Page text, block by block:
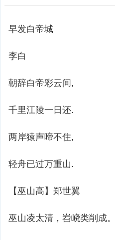
早发白帝城
李白
朝辞白帝彩云间,
千里江陵一日还.
两岸猿声啼不住,
轻舟已过万重山.
【巫山高】郑世翼
巫山凌太清，岧峣类削成